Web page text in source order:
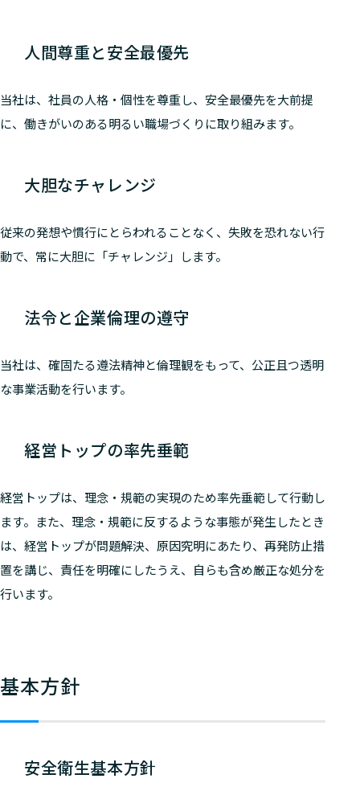
人間尊重と安全最優先
当社は、社員の人格・個性を尊重し、安全最優先を大前提
に、働きがいのある明るい職場づくりに取り組みます。
大胆なチャレンジ
従来の発想や慣行にとらわれることなく、失敗を恐れない行
動で、常に大胆に「チャレンジ」します。
法令と企業倫理の遵守
当社は、確固たる遵法精神と倫理観をもって、公正且つ透明
な事業活動を行います。
経営トップの率先垂範
経営トップは、理念・規範の実現のため率先垂範して行動し
ます。また、理念・規範に反するような事態が発生したとき
は、経営トップが問題解決、原因究明にあたり、再発防止措
置を講じ、責任を明確にしたうえ、自らも含め厳正な処分を
行います。
基本方針
安全衛生基本方針